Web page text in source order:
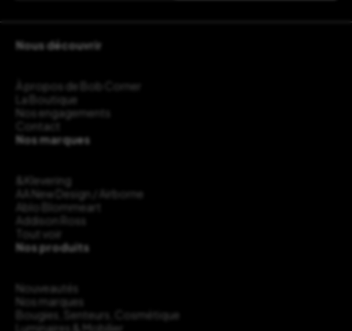
Nous découvrir
À propos de Bob Corner
La Boutique
Nos engagements
Contact
Nos marques
&Klevering
AA New Design / Airborne
Ablo Blommeart
Addison Ross
Tout voir
Nos produits
Nouveautés
Nos marques
Bougies, Senteurs, Cosmétique